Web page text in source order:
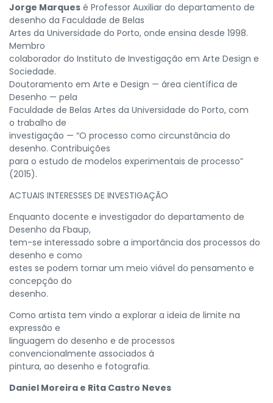
Jorge Marques é Professor Auxiliar do departamento de
desenho da Faculdade de Belas
Artes da Universidade do Porto, onde ensina desde 1998.
Membro
colaborador do Instituto de Investigação em Arte Design e
Sociedade.
Doutoramento em Arte e Design — área científica de
Desenho — pela
Faculdade de Belas Artes da Universidade do Porto, com
o trabalho de
investigação — “O processo como circunstância do
desenho. Contribuições
para o estudo de modelos experimentais de processo”
(2015).
ACTUAIS INTERESSES DE INVESTIGAÇÃO
Enquanto docente e investigador do departamento de
Desenho da Fbaup,
tem-se interessado sobre a importância dos processos do
desenho e como
estes se podem tornar um meio viável do pensamento e
concepção do
desenho.
Como artista tem vindo a explorar a ideia de limite na
expressão e
linguagem do desenho e de processos
convencionalmente associados á
pintura, ao desenho e fotografia.
Daniel Moreira e Rita Castro Neves